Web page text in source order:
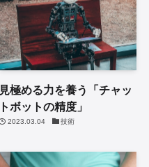
見極める力を養う「チャッ
トボットの精度」
2023.03.04 技術